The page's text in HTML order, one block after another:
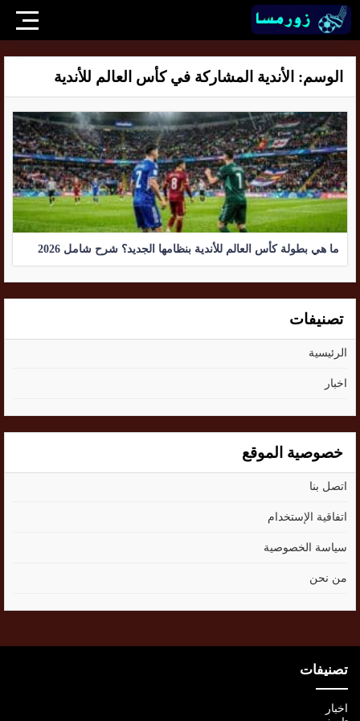
الوسم: الأندية المشاركة في كأس العالم للأندية
ما هي بطولة كأس العالم للأندية بنظامها الجديد؟ شرح شامل 2026
تصنيفات
الرئيسية
اخبار
خصوصية الموقع
اتصل بنا
اتفاقية الإستخدام
سياسة الخصوصية
من نحن
تصنيفات
اخبار